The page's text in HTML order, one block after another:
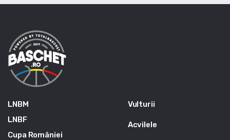
LNBM
LNBF
Cupa României
Vulturii
Acvilele